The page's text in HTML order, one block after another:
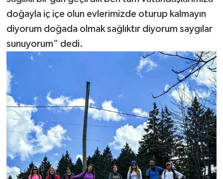
doğayla iç içe olun evlerimizde oturup kalmayın
diyorum doğada olmak sağlıktır diyorum saygılar
sunuyorum” dedi.